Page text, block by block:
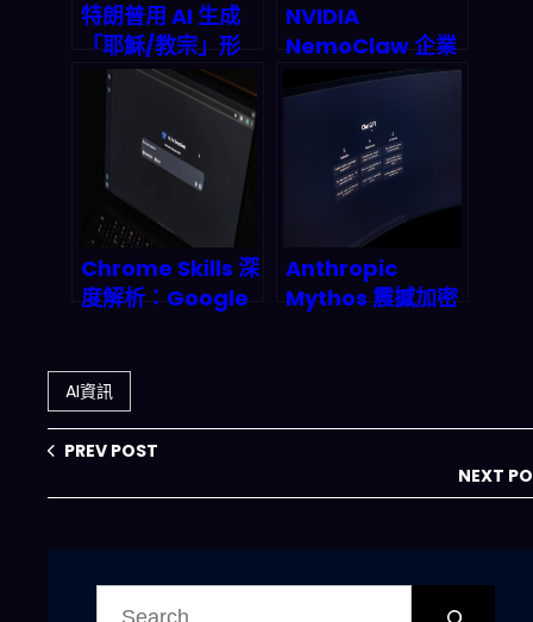
特朗普用 AI 生成
「耶穌/教宗」形
象引爆爭議：
2026 內容產業鏈
的倫理、版權與政
治放大效應怎麼
解？
NVIDIA
NemoClaw 企業
自動化：開源 AI
代理平台如何顛覆
2026 年工作流程
Chrome Skills 深
度解析：Google
遊戲規則？
Anthropic
Mythos 震撼加密
AI資訊
PREV POST
NEXT